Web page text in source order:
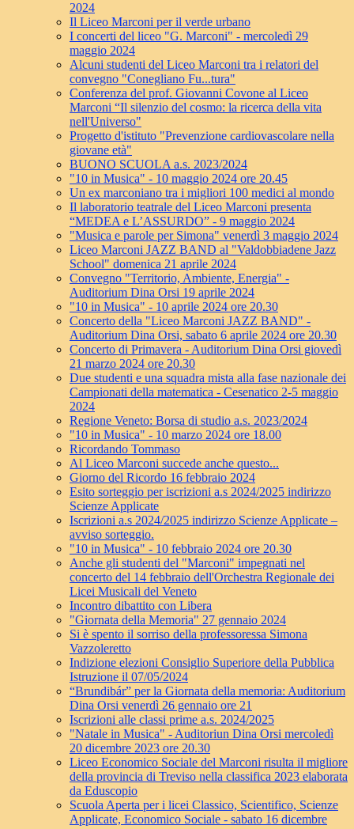
2024
Il Liceo Marconi per il verde urbano
I concerti del liceo "G. Marconi" - mercoledì 29
maggio 2024
Alcuni studenti del Liceo Marconi tra i relatori del
convegno "Conegliano Fu...tura"
Conferenza del prof. Giovanni Covone al Liceo
Marconi “Il silenzio del cosmo: la ricerca della vita
nell'Universo"
Progetto d'istituto "Prevenzione cardiovascolare nella
giovane età"
BUONO SCUOLA a.s. 2023/2024
"10 in Musica" - 10 maggio 2024 ore 20.45
Un ex marconiano tra i migliori 100 medici al mondo
Il laboratorio teatrale del Liceo Marconi presenta
“MEDEA e L’ASSURDO” - 9 maggio 2024
"Musica e parole per Simona" venerdì 3 maggio 2024
Liceo Marconi JAZZ BAND al "Valdobbiadene Jazz
School" domenica 21 aprile 2024
Convegno "Territorio, Ambiente, Energia" -
Auditorium Dina Orsi 19 aprile 2024
"10 in Musica" - 10 aprile 2024 ore 20.30
Concerto della "Liceo Marconi JAZZ BAND" -
Auditorium Dina Orsi, sabato 6 aprile 2024 ore 20.30
Concerto di Primavera - Auditorium Dina Orsi giovedì
21 marzo 2024 ore 20.30
Due studenti e una squadra mista alla fase nazionale dei
Campionati della matematica - Cesenatico 2-5 maggio
2024
Regione Veneto: Borsa di studio a.s. 2023/2024
"10 in Musica" - 10 marzo 2024 ore 18.00
Ricordando Tommaso
Al Liceo Marconi succede anche questo...
Giorno del Ricordo 16 febbraio 2024
Esito sorteggio per iscrizioni a.s 2024/2025 indirizzo
Scienze Applicate
Iscrizioni a.s 2024/2025 indirizzo Scienze Applicate –
avviso sorteggio.
"10 in Musica" - 10 febbraio 2024 ore 20.30
Anche gli studenti del "Marconi" impegnati nel
concerto del 14 febbraio dell'Orchestra Regionale dei
Licei Musicali del Veneto
Incontro dibattito con Libera
"Giornata della Memoria" 27 gennaio 2024
Si è spento il sorriso della professoressa Simona
Vazzoleretto
Indizione elezioni Consiglio Superiore della Pubblica
Istruzione il 07/05/2024
“Brundibár” per la Giornata della memoria: Auditorium
Dina Orsi venerdì 26 gennaio ore 21
Iscrizioni alle classi prime a.s. 2024/2025
"Natale in Musica" - Auditoriun Dina Orsi mercoledì
20 dicembre 2023 ore 20.30
Liceo Economico Sociale del Marconi risulta il migliore
della provincia di Treviso nella classifica 2023 elaborata
da Eduscopio
Scuola Aperta per i licei Classico, Scientifico, Scienze
Applicate, Economico Sociale - sabato 16 dicembre